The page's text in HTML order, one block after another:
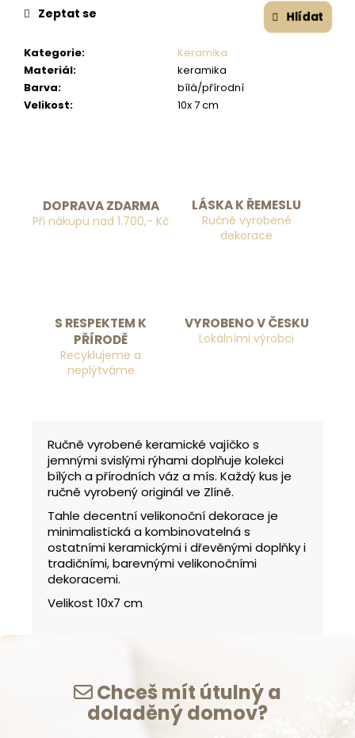
Kategorie:
Keramika
Materiál:
keramika
Barva:
bílá/přírodní
Velikost: 10x 7 cm
Zeptat se Hlídat
DOPRAVA ZDARMA
Při nákupu nad 1.700,- Kč
LÁSKA K ŘEMESLU
Ručně vyrobené
dekorace
S RESPEKTEM K
PŘÍRODĚ
Recyklujeme a
neplýtváme
VYROBENO V ČESKU
Lokálními výrobci
Ručně vyrobené keramické vajíčko s
jemnými svislými rýhami doplňuje kolekci
bílých a přírodních váz a mís. Každý kus je
ručně vyrobený originál ve Zlíně.
Tahle decentní velikonoční dekorace je
minimalistická a kombinovatelná s
ostatními keramickými i dřevěnými doplňky i
tradičními, barevnými velikonočními
dekoracemi.
Velikost 10x7 cm
Chceš mít útulný a
doladěný domov?